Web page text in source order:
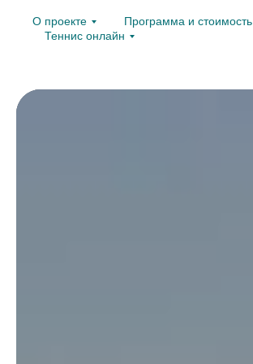
О проекте Программа и стоимость
Теннис онлайн